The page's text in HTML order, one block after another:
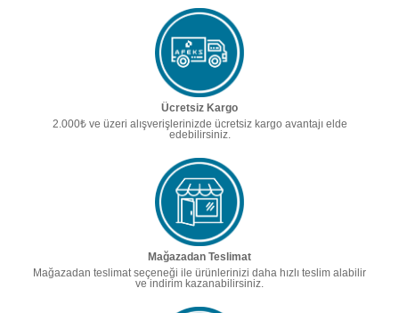
Ücretsiz Kargo
2.000₺ ve üzeri alışverişlerinizde ücretsiz kargo avantajı elde
edebilirsiniz.
Mağazadan Teslimat
Mağazadan teslimat seçeneği ile ürünlerinizi daha hızlı teslim alabilir
ve indirim kazanabilirsiniz.